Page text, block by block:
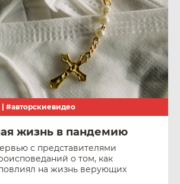
#авторскиевидео
жизнь в пандемию
с представителями
о том, как
на жизнь верующих